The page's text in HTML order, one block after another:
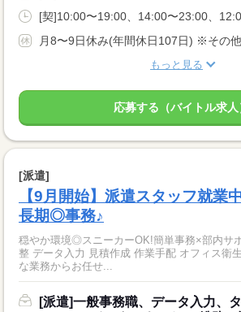
もっと見る
応募する（バイトル求人
[派遣]
【9月開始】派遣スタッフ就業
長期◎事務♪
穏やか環境◎スニーカーOK!簡単事務×部内サ
整 データ入力 見積作成 作業手配 オフィス衛
な業務からお任せ...
[派遣]一般事務職、データ入力、